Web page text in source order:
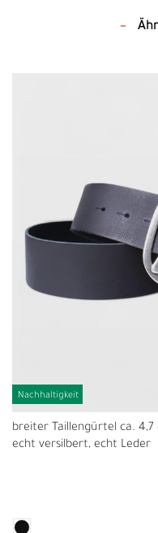
Nachhaltigkeit
breiter Taillengürtel ca.
echt versilbert, echt Leder